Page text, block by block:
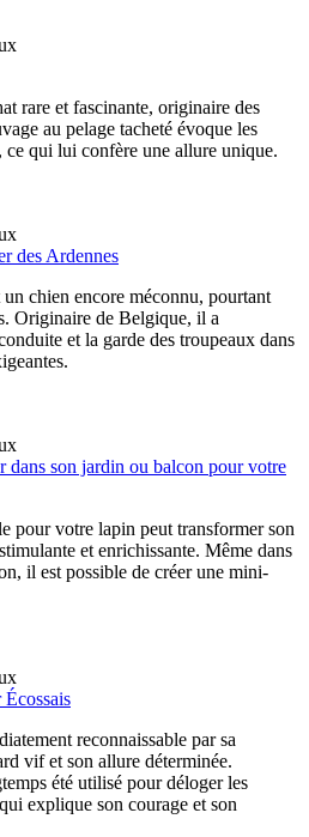
rare et fascinante, originaire des
au pelage tacheté évoque les
ce qui lui confère une allure unique.
des Ardennes
chien encore méconnu, pourtant
Originaire de Belgique, il a
et la garde des troupeaux dans
dans son jardin ou balcon pour votre
pour votre lapin peut transformer son
et enrichissante. Même dans
il est possible de créer une mini-
reconnaissable par sa
vif et son allure déterminée.
été utilisé pour déloger les
explique son courage et son